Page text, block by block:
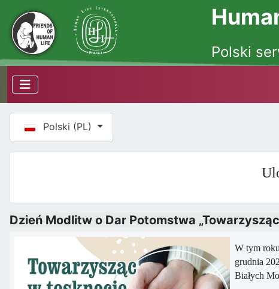
Polski
Wybierz swój język
Polski (PL)
Dzień Modlitw o Dar Potomstwa
W tym
grudnia
Białych